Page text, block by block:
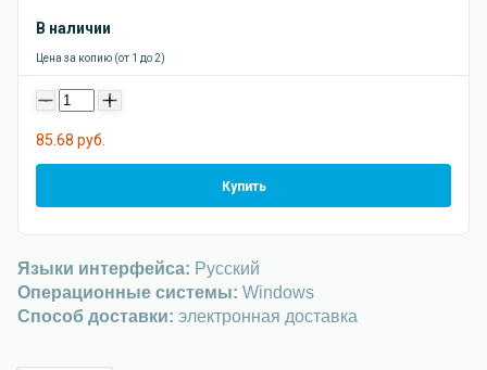
В наличии
Цена за копию (от 1 до 2)
- +
85.68 руб.
Купить
Языки интерфейса: Русский
Операционные системы: Windows
Способ доставки: электронная доставка